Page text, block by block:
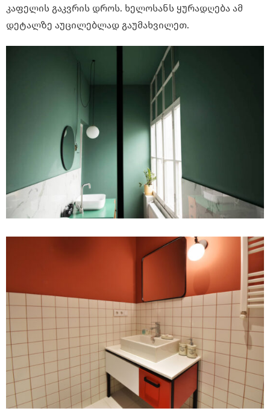
კაფელის გაკვრის დროს. ხელოსანს ყურადღება ამ
დეტალზე აუცილებლად გაუმახვილეთ.